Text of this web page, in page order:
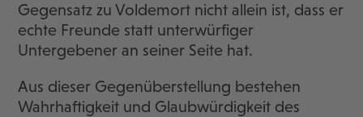
Gegensatz zu Voldemort nicht allein ist, dass er
echte Freunde statt unterwürfiger
Untergebener an seiner Seite hat.
Aus dieser Gegenüberstellung bestehen
Wahrhaftigkeit und Glaubwürdigkeit des